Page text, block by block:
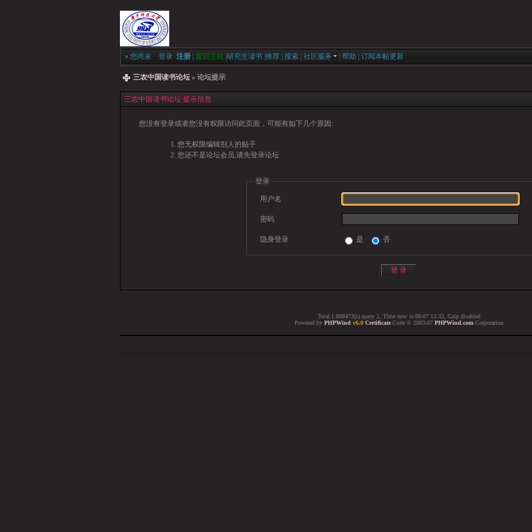
» 您尚未 登录 注册 返回主站 研究生读书 推荐 搜索 社区服务 帮助 订阅本帖更新
三农中国读书论坛 » 论坛提示
三农中国读书论坛 提示信息
您没有登录或者您没有权限访问此页面，可能有如下几个原因:
您无权限编辑别人的贴子
您还不是论坛会员,请先登录论坛
登录
用户名
密码
隐身登录 是 否
Total 1.898472(s) query 2, Time now is:08-07 12:32, Gzip disabled
Powered by PHPWind v6.0 Certificate Code © 2003-07 PHPWind.com Corporation